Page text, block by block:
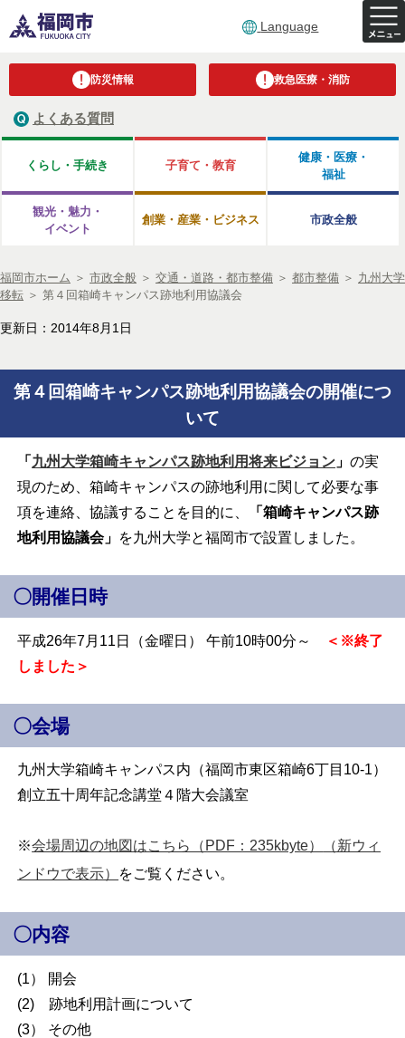
Language
防災情報 救急医療・消防
よくある質問
くらし・手続き 子育て・教育
健康・医療・
福祉
観光・魅力・
イベント
創業・産業・ビジネス 市政全般
福岡市ホーム ＞ 市政全般 ＞ 交通・道路・都市整備 ＞ 都市整備 ＞ 九州大学
移転 ＞ 第４回箱崎キャンパス跡地利用協議会
更新日：2014年8月1日
第４回箱崎キャンパス跡地利用協議会の開催につ
いて
「 九州大学箱崎キャンパス跡地利用将来ビジョン 」の実
現のため、箱崎キャンパスの跡地利用に関して必要な事
項を連絡、協議することを目的に、
「箱崎キャンパス跡
地利用協議会」 を九州大学と福岡市で設置しました。
〇開催日時
平成26年7月11日（金曜日） 午前10時00分～
＜※終了
しました＞
〇会場
九州大学箱崎キャンパス内（福岡市東区箱崎6丁目10-1）
創立五十周年記念講堂４階大会議室
※会場周辺の地図はこちら（PDF：235kbyte）
（新ウィ
ンドウで表示）
をご覧ください。
〇内容
(1） 開会
(2) 跡地利用計画について
(3） その他